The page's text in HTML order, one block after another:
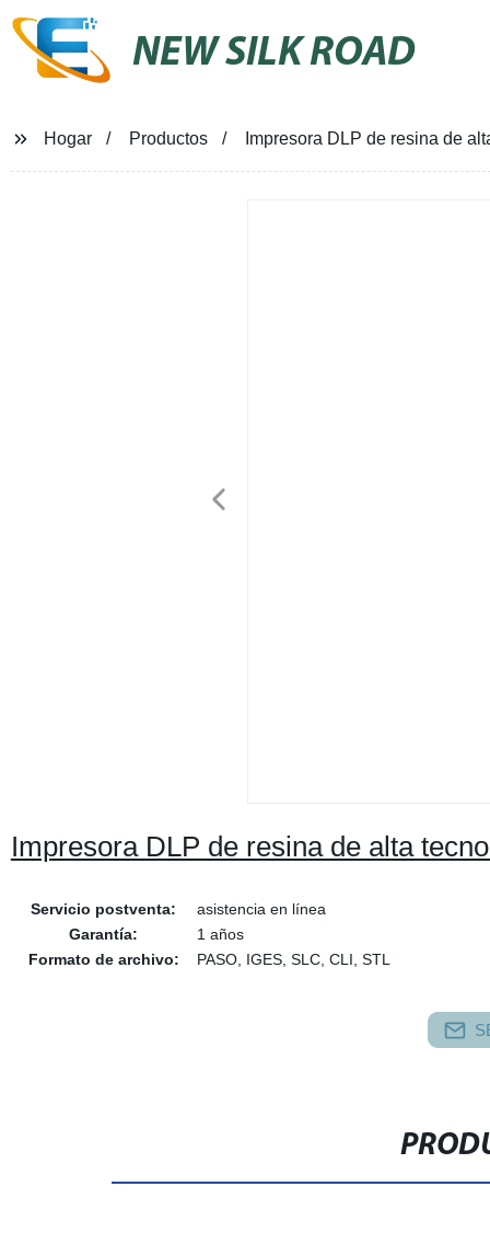
NEW SILK ROAD
Hogar Productos Impresora DLP de resina de
Impresora DLP de resina de alta
Servicio postventa:
asistencia en línea
Garantía:
1 años
Formato de archivo:
PASO, IGES, SLC, CLI, STL